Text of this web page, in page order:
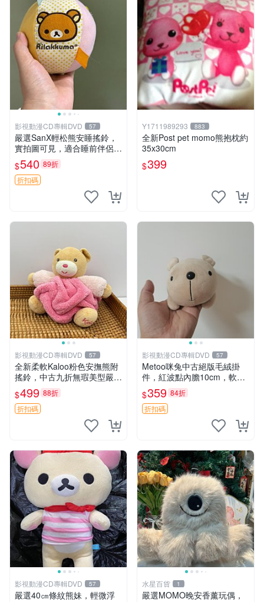
影視動漫CD專輯DVD 57
嚴選SanX輕松熊安睡搖鈴，
實拍圖可見，適合睡前伴侶，
Picks安撫好物 0325 懸吊 電
腦
$540 89折
折扣碼
Y1711989293 883
全新Post pet momo熊抱枕約
35x30cm
$399
影視動漫CD專輯DVD 57
全新柔軟Kaloo粉色安撫熊附
搖鈴，中古九折無瑕美型嚴選
收藏 粉色 安撫 玩具
$499 88折
折扣碼
影視動漫CD專輯DVD 57
Metoo咪兔中古絕版毛絨掛
件，紅波點內膽10cm，軟糯
宜贈送收藏 咪熊 毛絨 掛件
$359 84折
折扣碼
影視動漫CD專輯DVD 57
嚴選40㎝條紋熊妹，輕微浮
水星百貨 1
嚴選MOMO晚安香薰玩偶，